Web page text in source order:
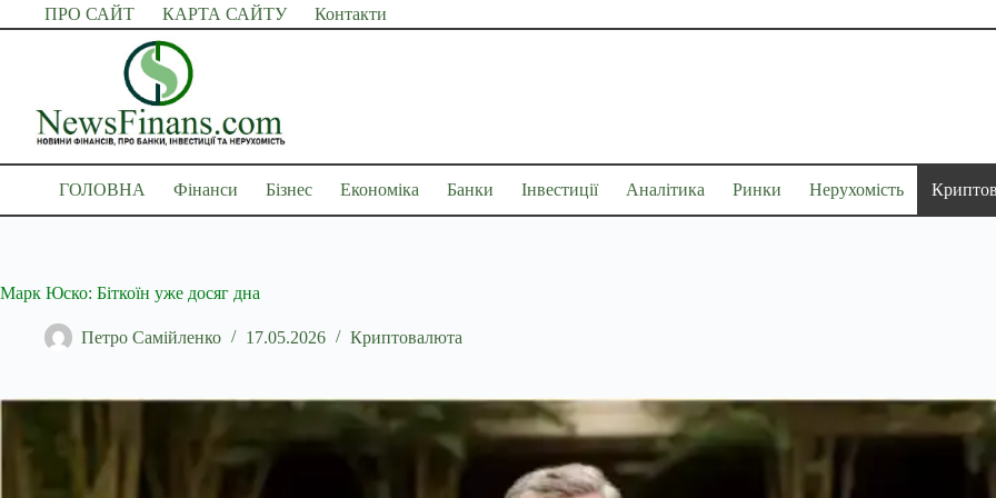
Перейти
до
ПРО САЙТ КАРТА САЙТУ Контакти
ГОЛОВНА Фінанси Бізнес Економіка Банки Інвестиції Аналітика Ринки Нерухомість
Марк Юско: Біткоїн уже досяг дна
Петро Самійленко 17.05.2026 Криптовалюта